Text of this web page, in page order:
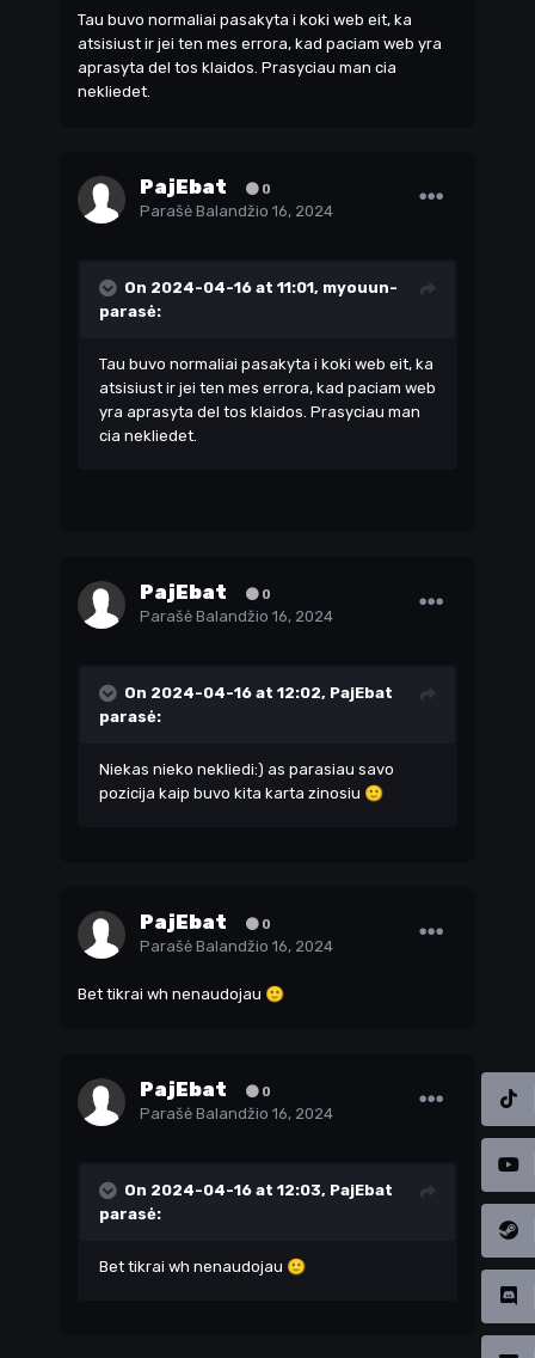
Tau buvo normaliai pasakyta i koki web eit, ka
atsisiust ir jei ten mes errora, kad paciam web yra
aprasyta del tos klaidos. Prasyciau man cia
nekliedet.
PajEbat 0
Parašė Balandžio 16, 2024
On 2024-04-16 at 11:01, myouun-
parasė:
Tau buvo normaliai pasakyta i koki web eit, ka
atsisiust ir jei ten mes errora, kad paciam web
yra aprasyta del tos klaidos. Prasyciau man
cia nekliedet.
PajEbat 0
Parašė Balandžio 16, 2024
On 2024-04-16 at 12:02, PajEbat
parasė:
Niekas nieko nekliedi:) as parasiau savo
pozicija kaip buvo kita karta zinosiu 🙂
PajEbat 0
Parašė Balandžio 16, 2024
Bet tikrai wh nenaudojau 🙂
PajEbat 0
Parašė Balandžio 16, 2024
On 2024-04-16 at 12:03, PajEbat
parasė:
Bet tikrai wh nenaudojau 🙂